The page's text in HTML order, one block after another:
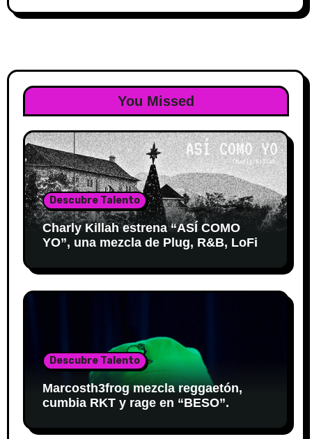
You Missed
Descubre Talento
Charly Killah estrena “ASÍ COMO
YO”, una mezcla de Plug, R&B, LoFi
Descubre Talento
Marcosth3frog mezcla reggaetón,
cumbia RKT y rage en “BESO”.